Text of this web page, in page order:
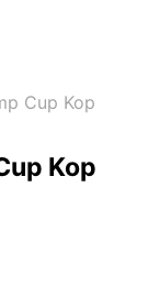
Cup Kop
Kop